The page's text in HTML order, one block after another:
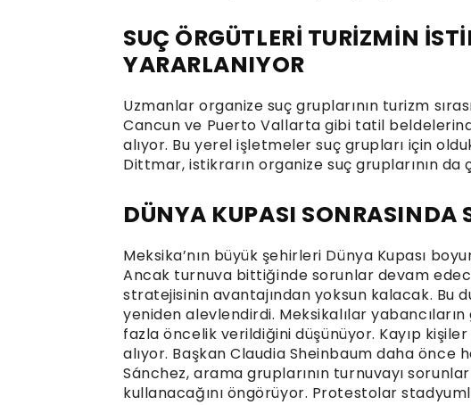
SUÇ ÖRGÜTLERİ TURİZMİN
YARARLANIYOR
Uzmanlar organize suç gruplarının turizm
Cancun ve Puerto Vallarta gibi tatil
alıyor. Bu yerel işletmeler suç grupları için
Dittmar, istikrarın organize suç gruplarının da
DÜNYA KUPASI SONRASINDA
Meksika’nın büyük şehirleri Dünya Kupası
Ancak turnuva bittiğinde sorunlar devam
stratejisinin avantajından yoksun kalacak. Bu
yeniden alevlendirdi. Meksikalılar
fazla öncelik verildiğini düşünüyor. Kayıp
alıyor. Başkan Claudia Sheinbaum daha önce
Sánchez, arama gruplarının turnuvayı
kullanacağını öngörüyor. Protestolar